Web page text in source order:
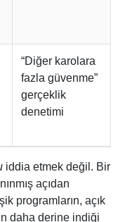
“Diğer karolara
fazla güvenme”
gerçeklik
denetimi
iddia etmek değil. Bir
açıdan
programların, açık
daha derine indiği